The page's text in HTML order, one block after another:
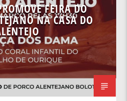
FEIRA DO
NA CASA DO